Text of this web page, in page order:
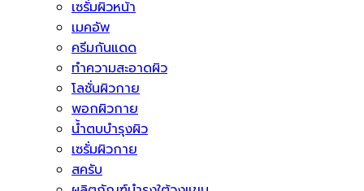
เซรั่มผิวหน้า
เมคอัพ
ครีมกันแดด
ทำความสะอาดผิว
โลชั่นผิวกาย
พอกผิวกาย
น้ำตบบำรุงผิว
เซรั่มผิวกาย
สครับ